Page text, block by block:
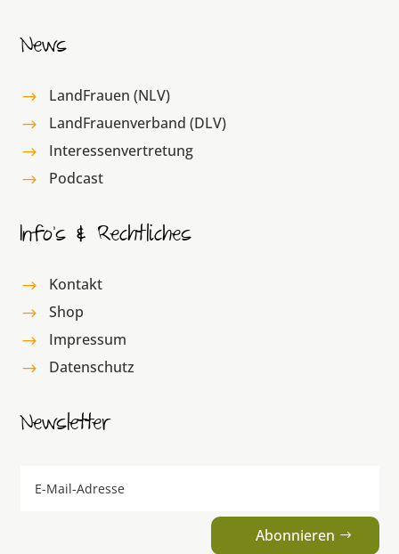
News
$ LandFrauen (NLV)
$ LandFrauenverband (DLV)
$ Interessenvertretung
$ Podcast
Info’s & Rechtliches
$ Kontakt
$ Shop
$ Impressum
$ Datenschutz
Newsletter
Abonnieren